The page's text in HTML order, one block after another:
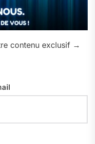
contenu exclusif →